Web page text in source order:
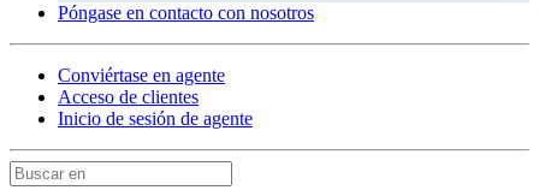
Póngase en contacto con nosotros
Conviértase en agente
Acceso de clientes
Inicio de sesión de agente